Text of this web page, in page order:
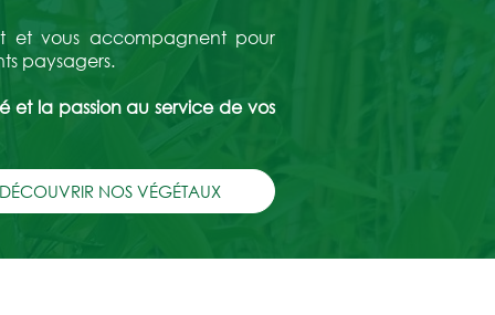
et vous accompagnent pour
paysagers.
et la passion au service de vos
DÉCOUVRIR NOS VÉGÉTAUX